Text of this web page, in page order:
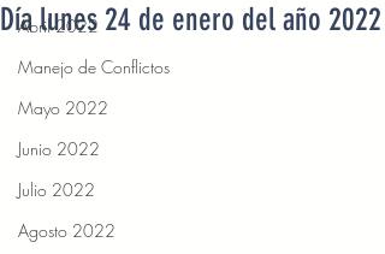
Abril 2022
Manejo de Conflictos
Mayo 2022
Junio 2022
Julio 2022
Agosto 2022
Día lunes 24 de enero del año 2022